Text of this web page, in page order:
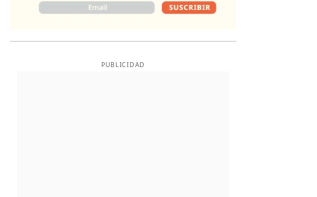
PUBLICIDAD